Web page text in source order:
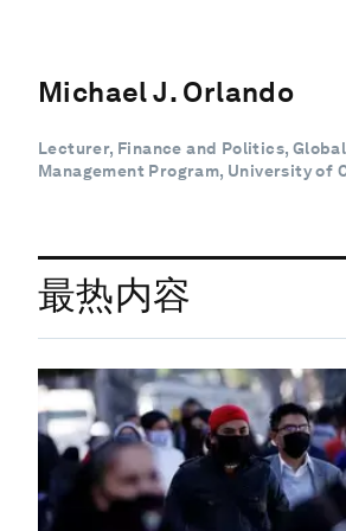
Michael J. Orlando
Lecturer, Finance and Politics,
Management Program, University of
最热内容